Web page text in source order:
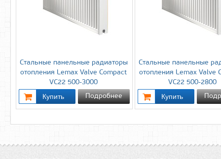
Стальные панельные радиаторы
отопления Lemax Valve Compact
VC22 500-3000
Подробнее
Стальные панельные
отопления Lemax Valve
VC22 500-2800